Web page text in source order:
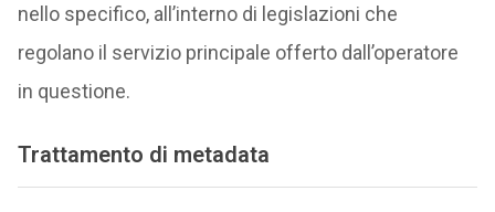
nello specifico, all’interno di legislazioni che
regolano il servizio principale offerto dall’operatore
in questione.
Trattamento di metadata